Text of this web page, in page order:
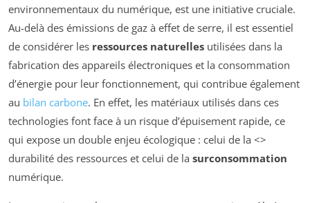
environnementaux du numérique, est une initiative cruciale.
Au-delà des émissions de gaz à effet de serre, il est essentiel
de considérer les ressources naturelles utilisées dans la
fabrication des appareils électroniques et la consommation
d’énergie pour leur fonctionnement, qui contribue également
au bilan carbone. En effet, les matériaux utilisés dans ces
technologies font face à un risque d’épuisement rapide, ce
qui expose un double enjeu écologique : celui de la <>
durabilité des ressources et celui de la surconsommation
numérique.